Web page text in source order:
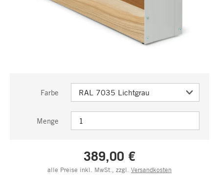
Farbe
Menge
389,00 €
alle Preise inkl. MwSt., zzgl. Versandkosten